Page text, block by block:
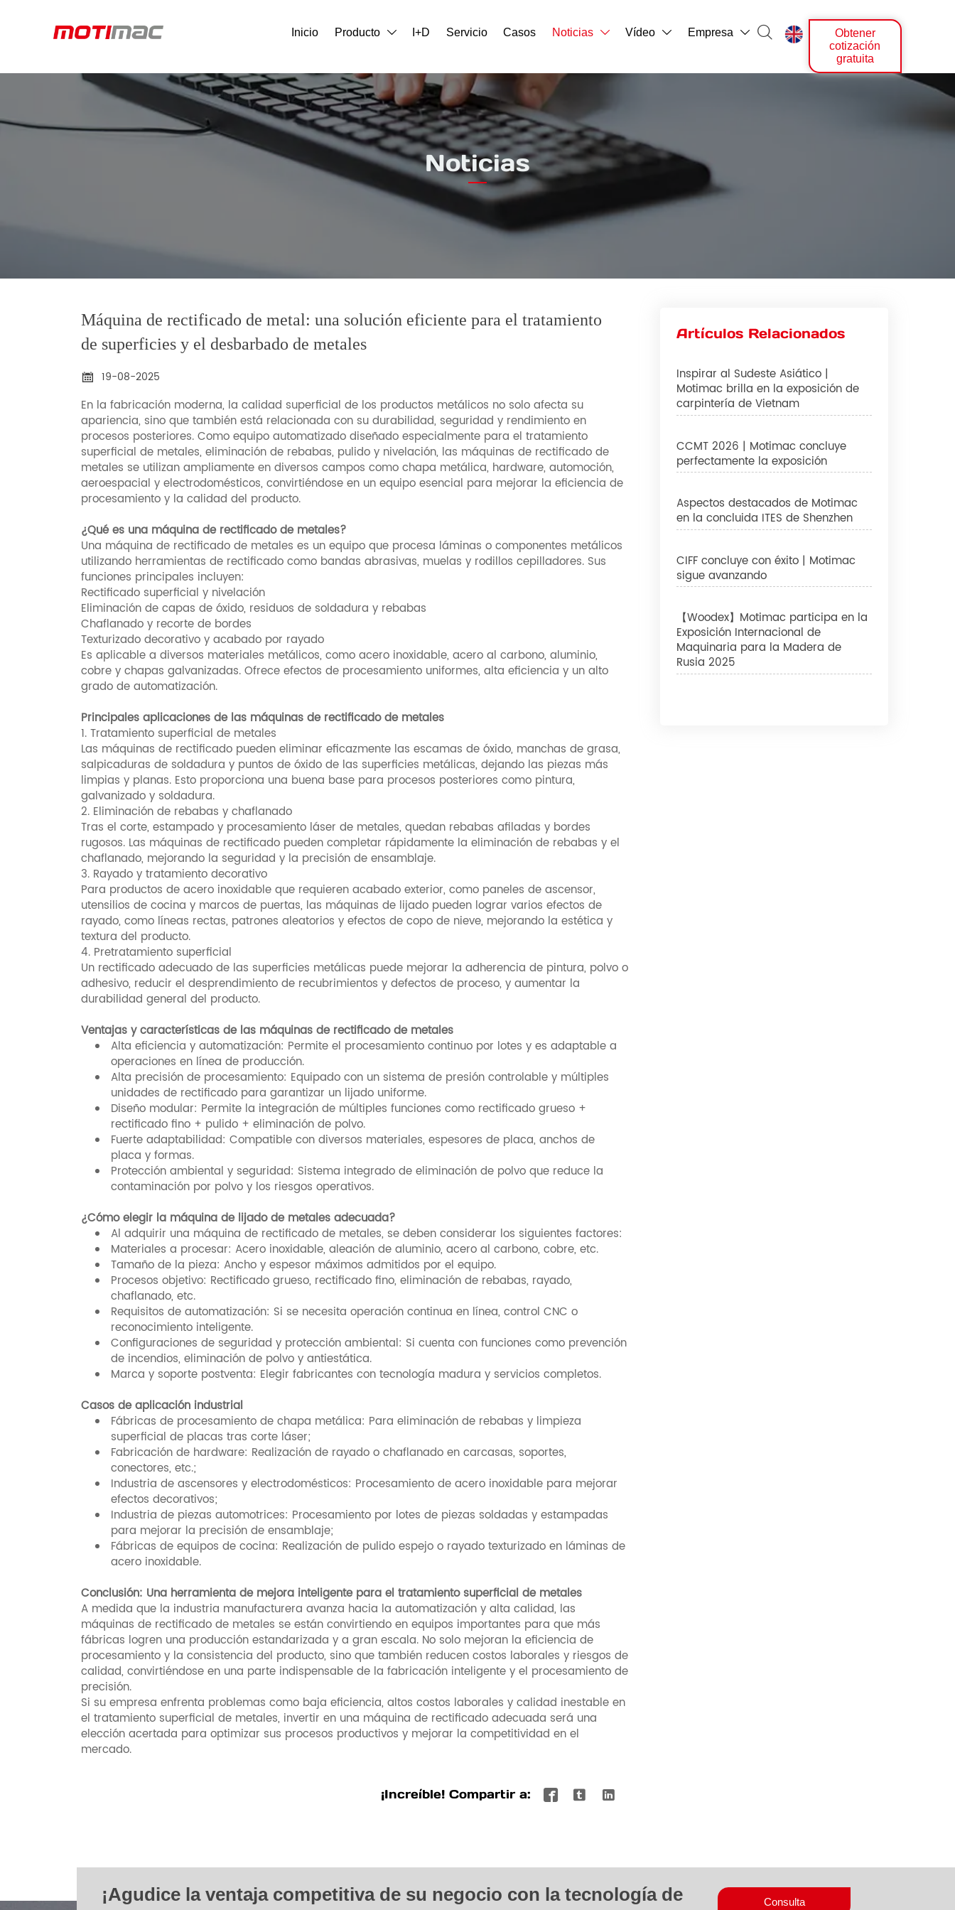
Inicio Producto  I+D Servicio Casos Noticias  Vídeo  Empresa   
Obtener
cotización
gratuita
Noticias
Máquina de rectificado de metal: una solución eficiente para el tratamiento
de superficies y el desbarbado de metales
 19-08-2025
En la fabricación moderna, la calidad superficial de los productos metálicos no solo afecta su
apariencia, sino que también está relacionada con su durabilidad, seguridad y rendimiento en
procesos posteriores. Como equipo automatizado diseñado especialmente para el tratamiento
superficial de metales, eliminación de rebabas, pulido y nivelación, las máquinas de rectificado de
metales se utilizan ampliamente en diversos campos como chapa metálica, hardware, automoción,
aeroespacial y electrodomésticos, convirtiéndose en un equipo esencial para mejorar la eficiencia de
procesamiento y la calidad del producto.
¿Qué es una máquina de rectificado de metales?
Una máquina de rectificado de metales es un equipo que procesa láminas o componentes metálicos
utilizando herramientas de rectificado como bandas abrasivas, muelas y rodillos cepilladores. Sus
funciones principales incluyen:
Rectificado superficial y nivelación
Eliminación de capas de óxido, residuos de soldadura y rebabas
Chaflanado y recorte de bordes
Texturizado decorativo y acabado por rayado
Es aplicable a diversos materiales metálicos, como acero inoxidable, acero al carbono, aluminio,
cobre y chapas galvanizadas. Ofrece efectos de procesamiento uniformes, alta eficiencia y un alto
grado de automatización.
Principales aplicaciones de las máquinas de rectificado de metales
1. Tratamiento superficial de metales
Las máquinas de rectificado pueden eliminar eficazmente las escamas de óxido, manchas de grasa,
salpicaduras de soldadura y puntos de óxido de las superficies metálicas, dejando las piezas más
limpias y planas. Esto proporciona una buena base para procesos posteriores como pintura,
galvanizado y soldadura.
2. Eliminación de rebabas y chaflanado
Tras el corte, estampado y procesamiento láser de metales, quedan rebabas afiladas y bordes
rugosos. Las máquinas de rectificado pueden completar rápidamente la eliminación de rebabas y el
chaflanado, mejorando la seguridad y la precisión de ensamblaje.
3. Rayado y tratamiento decorativo
Para productos de acero inoxidable que requieren acabado exterior, como paneles de ascensor,
utensilios de cocina y marcos de puertas, las máquinas de lijado pueden lograr varios efectos de
rayado, como líneas rectas, patrones aleatorios y efectos de copo de nieve, mejorando la estética y
textura del producto.
4. Pretratamiento superficial
Un rectificado adecuado de las superficies metálicas puede mejorar la adherencia de pintura, polvo o
adhesivo, reducir el desprendimiento de recubrimientos y defectos de proceso, y aumentar la
durabilidad general del producto.
Ventajas y características de las máquinas de rectificado de metales
Alta eficiencia y automatización: Permite el procesamiento continuo por lotes y es adaptable a
operaciones en línea de producción.
Alta precisión de procesamiento: Equipado con un sistema de presión controlable y múltiples
unidades de rectificado para garantizar un lijado uniforme.
Diseño modular: Permite la integración de múltiples funciones como rectificado grueso +
rectificado fino + pulido + eliminación de polvo.
Fuerte adaptabilidad: Compatible con diversos materiales, espesores de placa, anchos de
placa y formas.
Protección ambiental y seguridad: Sistema integrado de eliminación de polvo que reduce la
contaminación por polvo y los riesgos operativos.
¿Cómo elegir la máquina de lijado de metales adecuada?
Al adquirir una máquina de rectificado de metales, se deben considerar los siguientes factores:
Materiales a procesar: Acero inoxidable, aleación de aluminio, acero al carbono, cobre, etc.
Tamaño de la pieza: Ancho y espesor máximos admitidos por el equipo.
Procesos objetivo: Rectificado grueso, rectificado fino, eliminación de rebabas, rayado,
chaflanado, etc.
Requisitos de automatización: Si se necesita operación continua en línea, control CNC o
reconocimiento inteligente.
Configuraciones de seguridad y protección ambiental: Si cuenta con funciones como prevención
de incendios, eliminación de polvo y antiestática.
Marca y soporte postventa: Elegir fabricantes con tecnología madura y servicios completos.
Casos de aplicación industrial
Fábricas de procesamiento de chapa metálica: Para eliminación de rebabas y limpieza
superficial de placas tras corte láser;
Fabricación de hardware: Realización de rayado o chaflanado en carcasas, soportes,
conectores, etc.;
Industria de ascensores y electrodomésticos: Procesamiento de acero inoxidable para mejorar
efectos decorativos;
Industria de piezas automotrices: Procesamiento por lotes de piezas soldadas y estampadas
para mejorar la precisión de ensamblaje;
Fábricas de equipos de cocina: Realización de pulido espejo o rayado texturizado en láminas de
acero inoxidable.
Conclusión: Una herramienta de mejora inteligente para el tratamiento superficial de metales
A medida que la industria manufacturera avanza hacia la automatización y alta calidad, las
máquinas de rectificado de metales se están convirtiendo en equipos importantes para que más
fábricas logren una producción estandarizada y a gran escala. No solo mejoran la eficiencia de
procesamiento y la consistencia del producto, sino que también reducen costos laborales y riesgos de
calidad, convirtiéndose en una parte indispensable de la fabricación inteligente y el procesamiento de
precisión.
Si su empresa enfrenta problemas como baja eficiencia, altos costos laborales y calidad inestable en
el tratamiento superficial de metales, invertir en una máquina de rectificado adecuada será una
elección acertada para optimizar sus procesos productivos y mejorar la competitividad en el
mercado.
¡Increíble! Compartir a:   
Artículos Relacionados
Inspirar al Sudeste Asiático |
Motimac brilla en la exposición de
carpintería de Vietnam
CCMT 2026 | Motimac concluye
perfectamente la exposición
Aspectos destacados de Motimac
en la concluida ITES de Shenzhen
CIFF concluye con éxito | Motimac
sigue avanzando
【Woodex】Motimac participa en la
Exposición Internacional de
Maquinaria para la Madera de
Rusia 2025
¡Agudice la ventaja competitiva de su negocio con la tecnología de Consulta